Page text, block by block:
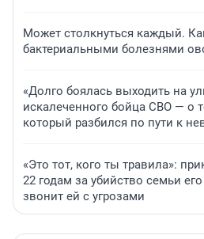
Может столкнуться каждый.
бактериальными болезнями
«Долго боялась выходить на
искалеченного бойца СВО — о
который разбился по пути к
«Это тот, кого ты травила»:
22 годам за убийство семьи
звонит ей с угрозами